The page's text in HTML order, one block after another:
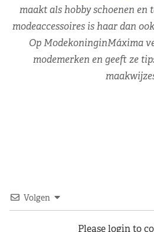
maakt als hobby schoenen en
modeaccessoires is haar dan
Op ModekoninginMáxima
modemerken en geeft ze
Volgen
Please login to